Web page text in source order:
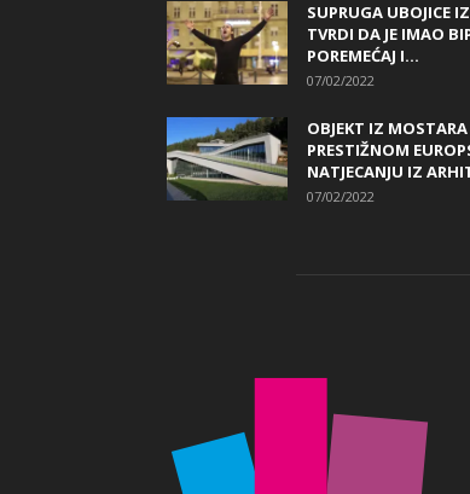
SUPRUGA UBOJICE IZ
TVRDI DA JE IMAO
POREMEĆAJ I...
07/02/2022
OBJEKT IZ
PRESTIŽNOM
NATJECANJU IZ
07/02/2022